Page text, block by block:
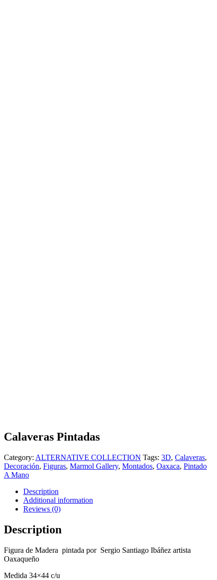
Calaveras Pintadas
Category: ALTERNATIVE COLLECTION Tags: 3D, Calaveras,
Decoración, Figuras, Marmol Gallery, Montados, Oaxaca, Pintado
A Mano
Description
Additional information
Reviews (0)
Description
Figura de Madera pintada por Sergio Santiago Ibáñez artista
Oaxaqueño
Medida 34×44 c/u